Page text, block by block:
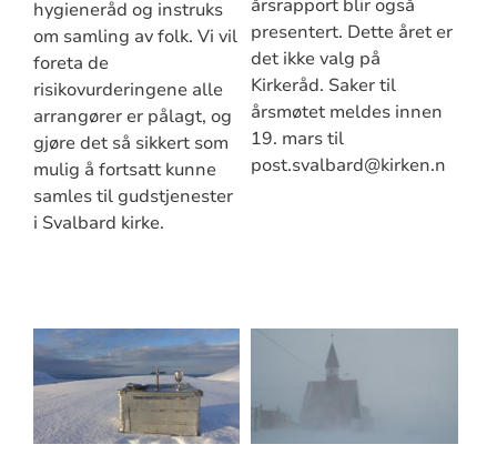
hygieneråd og instruks
om samling av folk. Vi vil
foreta de
risikovurderingene alle
arrangører er pålagt, og
gjøre det så sikkert som
mulig å fortsatt kunne
samles til gudstjenester
i Svalbard kirke.
årsrapport blir også
presentert. Dette året er
det ikke valg på
Kirkeråd. Saker til
årsmøtet meldes innen
19. mars til
post.svalbard@kirken.n